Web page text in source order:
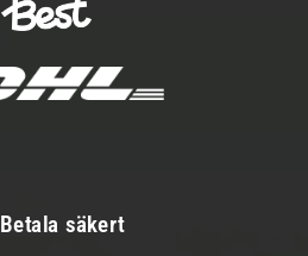
Betala säkert